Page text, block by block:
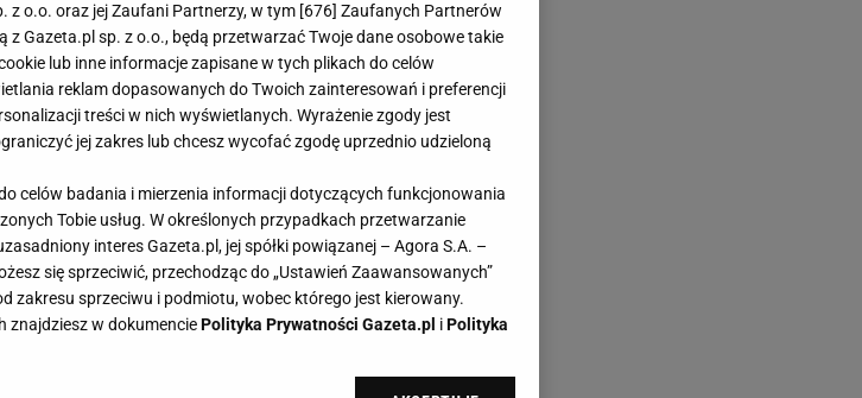
z o.o. oraz jej Zaufani Partnerzy, w tym [676] Zaufanych Partnerów
z Gazeta.pl sp. z o.o., będą przetwarzać Twoje dane osobowe takie
lub inne informacje zapisane w tych plikach do celów
reklam dopasowanych do Twoich zainteresowań i preferencji
treści w nich wyświetlanych. Wyrażenie zgody jest
jej zakres lub chcesz wycofać zgodę uprzednio udzieloną
celów badania i mierzenia informacji dotyczących funkcjonowania
Tobie usług. W określonych przypadkach przetwarzanie
interes Gazeta.pl, jej spółki powiązanej – Agora S.A. –
się sprzeciwić, przechodząc do „Ustawień Zaawansowanych”
zakresu sprzeciwu i podmiotu, wobec którego jest kierowany.
znajdziesz w dokumenciePolityka Prywatności Gazeta.pl iPolityka